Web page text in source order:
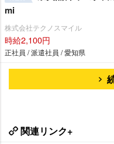
mi
株式会社テクノスマイル
時給2,100円
正社員 / 派遣社員 / 愛知県
関連リンク+